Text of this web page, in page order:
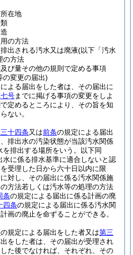
在地
の方法
出される汚水又は廃液(以下「汚水
の方法
び量その他の規則で定める事項
の変更の届出)
よる届出をした者は、その届出に
号までに掲げる事項の変更をしよ
定めるところにより、その旨を知
ない。
十四条又は前条の規定による届出
排出水の汚染状態が当該汚水関係
を排出する場所をいう。以下同
水に係る排水基準に適合しないと認
受理した日から六十日以内に限
対し、その届出に係る汚水関係施
方法若しくは汚水等の処理の方法
条の規定による届出に係る計画の廃
四条の規定による届出に係る汚水関
画の廃止を命ずることができる。
の規定による届出をした者又は第三
をした者は、その届出が受理され
た後でなければ、それぞれ、その